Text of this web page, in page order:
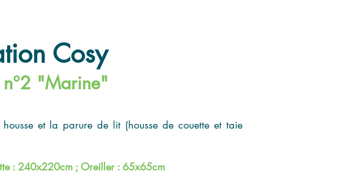
Cosy
"Marine"
et la parure de lit (housse de couette et taie
: 240x220cm ; Oreiller : 65x65cm